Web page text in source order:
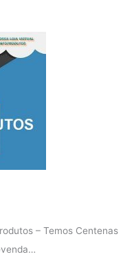
– Temos Centenas